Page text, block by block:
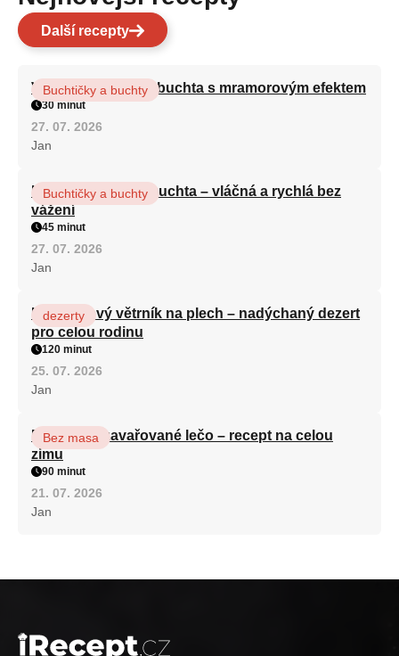
Další recepty
Vláčná olejová litá buchta s mramorovým efektem
Buchtičky a buchty
30 minut
27. 07. 2026
Jan
Hrnková maková buchta – vláčná a rychlá bez
vážení
Buchtičky a buchty
45 minut
27. 07. 2026
Jan
Karamelový větrník na plech – nadýchaný dezert
pro celou rodinu
dezerty
120 minut
25. 07. 2026
Jan
Babiččino zavařované lečo – recept na celou
zimu
Bez masa
90 minut
21. 07. 2026
Jan